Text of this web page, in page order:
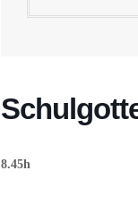
8.45h